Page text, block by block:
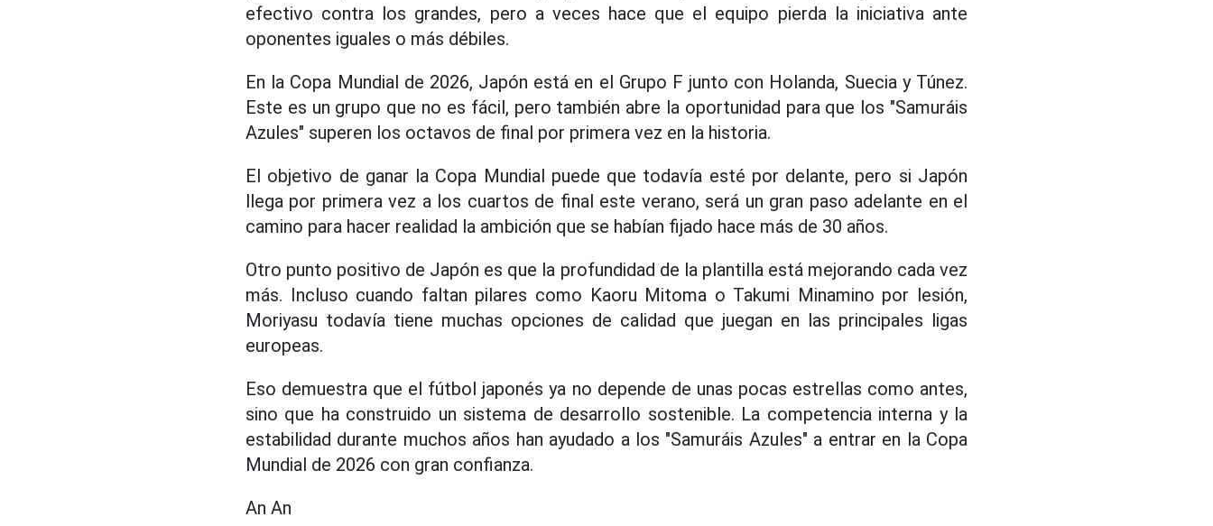
efectivo contra los grandes, pero a veces hace que el equipo pierda la iniciativa ante
oponentes iguales o más débiles.
En la Copa Mundial de 2026, Japón está en el Grupo F junto con Holanda, Suecia y Túnez.
Este es un grupo que no es fácil, pero también abre la oportunidad para que los "Samuráis
Azules" superen los octavos de final por primera vez en la historia.
El objetivo de ganar la Copa Mundial puede que todavía esté por delante, pero si Japón
llega por primera vez a los cuartos de final este verano, será un gran paso adelante en el
camino para hacer realidad la ambición que se habían fijado hace más de 30 años.
Otro punto positivo de Japón es que la profundidad de la plantilla está mejorando cada vez
más. Incluso cuando faltan pilares como Kaoru Mitoma o Takumi Minamino por lesión,
Moriyasu todavía tiene muchas opciones de calidad que juegan en las principales ligas
europeas.
Eso demuestra que el fútbol japonés ya no depende de unas pocas estrellas como antes,
sino que ha construido un sistema de desarrollo sostenible. La competencia interna y la
estabilidad durante muchos años han ayudado a los "Samuráis Azules" a entrar en la Copa
Mundial de 2026 con gran confianza.
An An